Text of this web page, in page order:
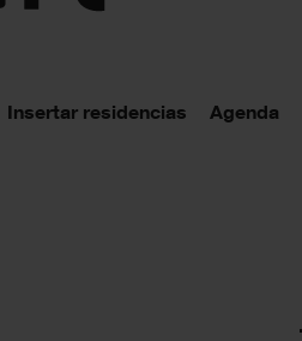
Insertar residencias Agenda